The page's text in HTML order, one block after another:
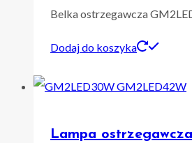
Belka ostrzegawcza
Dodaj do koszyka
Lampa